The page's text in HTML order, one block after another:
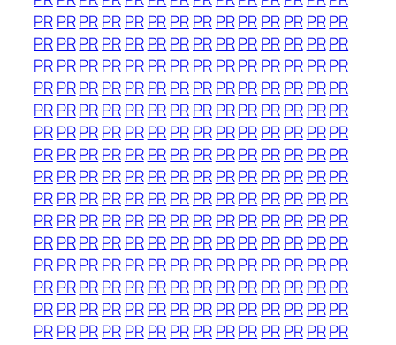
PRPRPRPRPR PRPRPRPRPRPRPR PRPR
PRPRPRPRPR PRPRPRPRPRPRPR PRPR
PRPRPRPRPR PRPRPRPRPRPRPR PRPR
PRPRPRPRPR PRPRPRPRPRPRPR PRPR
PRPRPRPRPR PRPRPRPRPRPRPR PRPR
PRPRPRPRPR PRPRPRPRPRPRPR PRPR
PRPRPRPRPR PRPRPRPRPRPRPR PRPR
PRPRPRPRPR PRPRPRPRPRPRPR PRPR
PRPRPRPRPR PRPRPRPRPRPRPR PRPR
PRPRPRPRPR PRPRPRPRPRPRPR PRPR
PRPRPRPRPR PRPRPRPRPRPRPR PRPR
PRPRPRPRPR PRPRPRPRPRPRPR PRPR
PRPRPRPRPR PRPRPRPRPRPRPR PRPR
PRPRPRPRPR PRPRPRPRPRPRPR PRPR
PRPRPRPRPR PRPRPRPRPRPRPR PRPR